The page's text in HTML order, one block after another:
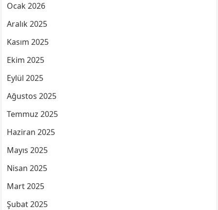
Ocak 2026
Aralık 2025
Kasım 2025
Ekim 2025
Eylül 2025
Ağustos 2025
Temmuz 2025
Haziran 2025
Mayıs 2025
Nisan 2025
Mart 2025
Şubat 2025